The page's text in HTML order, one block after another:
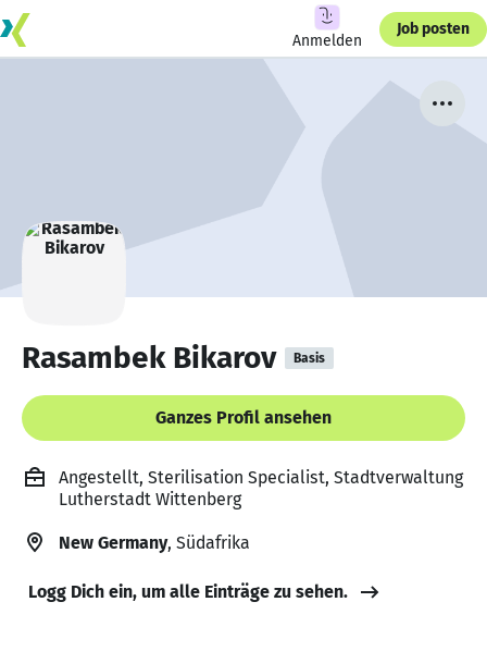
Anmelden
Job posten
Rasambek Bikarov Basis
Ganzes Profil ansehen
Angestellt, Sterilisation Specialist, Stadtverwaltung
Lutherstadt Wittenberg
New Germany, Südafrika
Logg Dich ein, um alle Einträge zu sehen.